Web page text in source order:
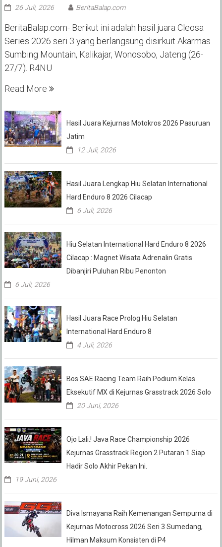
26 Juli, 2026 BeritaBalap.com
BeritaBalap.com- Berikut ini adalah hasil juara Cleosa
Series 2026 seri 3 yang berlangsung disirkuit Akarmas
Sumbing Mountain, Kalikajar, Wonosobo, Jateng (26-
27/7). R4NU
Read More
Hasil Juara Kejurnas Motokros 2026 Pasuruan
Jatim
12 Juli, 2026
Hasil Juara Lengkap Hiu Selatan International
Hard Enduro 8 2026 Cilacap
6 Juli, 2026
Hiu Selatan International Hard Enduro 8 2026
Cilacap : Magnet Wisata Adrenalin Gratis
Dibanjiri Puluhan Ribu Penonton
6 Juli, 2026
Hasil Juara Race Prolog Hiu Selatan
International Hard Enduro 8
4 Juli, 2026
Bos SAE Racing Team Raih Podium Kelas
Eksekutif MX di Kejurnas Grasstrack 2026 Solo
20 Juni, 2026
Ojo Lali.! Java Race Championship 2026
Kejurnas Grasstrack Region 2 Putaran 1 Siap
Hadir Solo Akhir Pekan Ini.
19 Juni, 2026
Diva Ismayana Raih Kemenangan Sempurna di
Kejurnas Motocross 2026 Seri 3 Sumedang,
Hilman Maksum Konsisten di P4